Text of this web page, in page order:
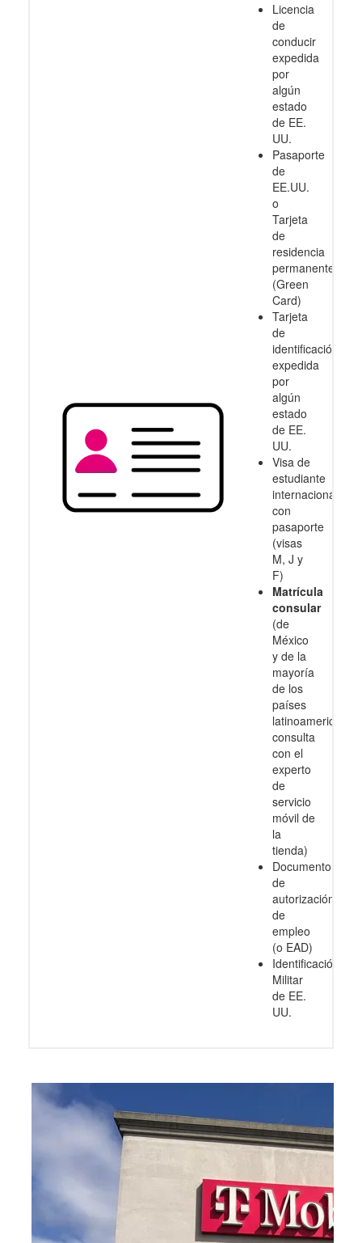
Licencia
de
conducir
expedida
por
algún
estado
de EE.
UU.
Pasaporte
de
EE.UU.
o
Tarjeta
de
residencia
permanente
(Green
Card)
Tarjeta
de
identificación
expedida
por
algún
estado
de EE.
UU.
Visa de
estudiante
internacional
con
pasaporte
(visas
M, J y
F)
Matrícula
consular
(de
México
y de la
mayoría
de los
países
latinoamericanos,
consulta
con el
experto
de
servicio
móvil de
la
tienda)
Documento
de
autorización
de
empleo
(o EAD)
Identificación
Militar
de EE.
UU.